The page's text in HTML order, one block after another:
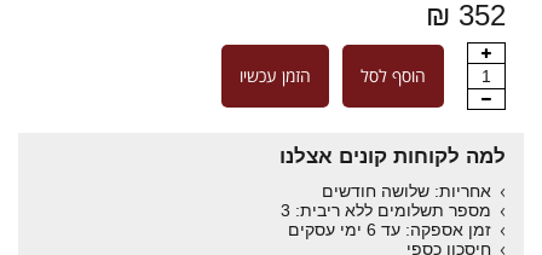
352 ₪
1 הוסף לסל הזמן עכשיו
למה לקוחות קונים אצלנו
אחריות: שלושה חודשים
מספר תשלומים ללא ריבית: 3
זמן אספקה: עד 6 ימי עסקים
חיסכון כספי